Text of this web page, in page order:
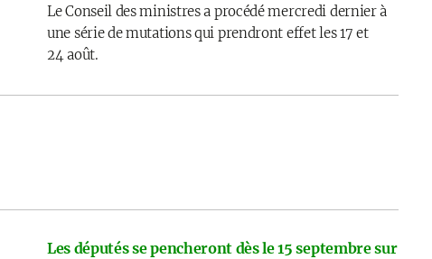
Le Conseil des ministres a procédé mercredi dernier à
une série de mutations qui prendront effet les 17 et
24 août.
Les députés se pencheront dès le 15 septembre sur